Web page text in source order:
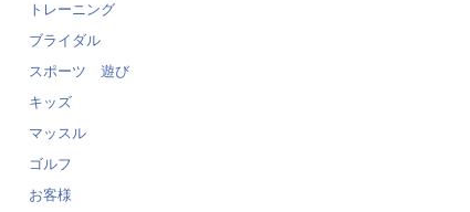
トレーニング
ブライダル
スポーツ 遊び
キッズ
マッスル
ゴルフ
お客様